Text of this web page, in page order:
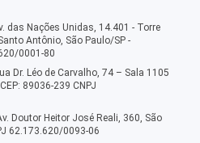
das Nações Unidas, 14.401 - Torre
Antônio, São Paulo/SP -
0001-80
Dr. Léo de Carvalho, 74 – Sala 1105
89036-239 CNPJ
Doutor Heitor José Reali, 360, São
62.173.620/0093-06